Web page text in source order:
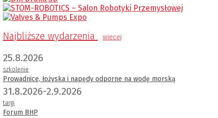
Najbliższe wydarzenia wiecej
25.8.2026
szkolenie
Prowadnice, łożyska i napędy odporne na wodę morską
31.8.2026-2.9.2026
targi
Forum BHP